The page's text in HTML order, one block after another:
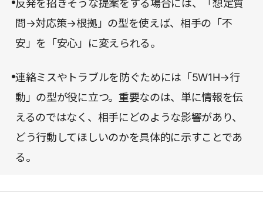
反発を招きそうな提案をする場合には、「想定質
問→対応策→根拠」の型を使えば、相手の「不
安」を「安心」に変えられる。
連絡ミスやトラブルを防ぐためには「5W1H→行
動」の型が役に立つ。重要なのは、単に情報を伝
えるのではなく、相手にどのような影響があり、
どう行動してほしいのかを具体的に示すことであ
る。